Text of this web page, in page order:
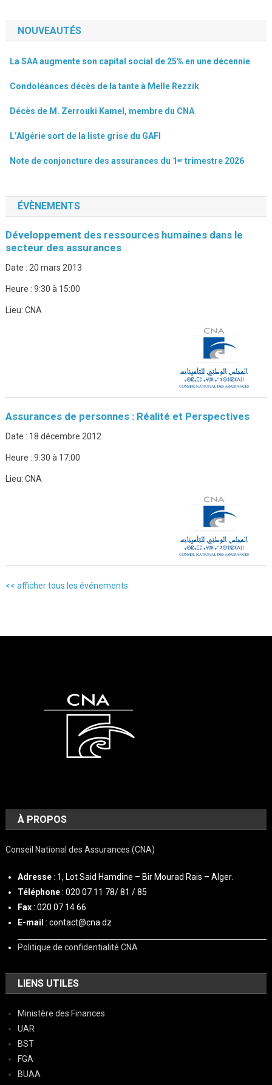
NOUVEAUTÉS
La SAA augmente son capital social de 25% en une décennie
Condoléances décès de la tante à Melle Rezzik
Décès de M. Zerrouki Kamel, membre du CNA
L’Algérie sort de la liste grise du GAFI
Note de conjoncture des assurances du 1ᵉʳ trimestre 2026
ÉVÈNEMENTS
Développement des ressources humaines dans le
secteur des assurances
Date : 20 mars 2013
Heure : 9:30 à 15:00
Lieu: CNA
Assurances de personnes : Réalité et Perspectives
Date : 18 décembre 2012
Heure : 9:30 à 17:00
Lieu: CNA
<< afficher tous les événements
À PROPOS
Conseil National des Assurances (CNA)
Adresse: 1, Lot Said Hamdine – Bir Mourad Rais – Alger.
Téléphone: 020 07 11 78/ 81 / 85
Fax: 020 07 14 66
E-mail : contact@cna.dz
Politique de confidentialité CNA
LIENS UTILES
Ministère des Finances
UAR
BST
FGA
BUAA